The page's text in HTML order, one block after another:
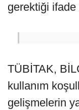
gerektiği ifade
TÜBİTAK,
kullanım
gelişmelerin